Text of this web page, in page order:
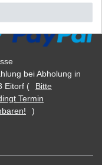
bei Abholung in
Eitorf (
Bitte
Termin
)